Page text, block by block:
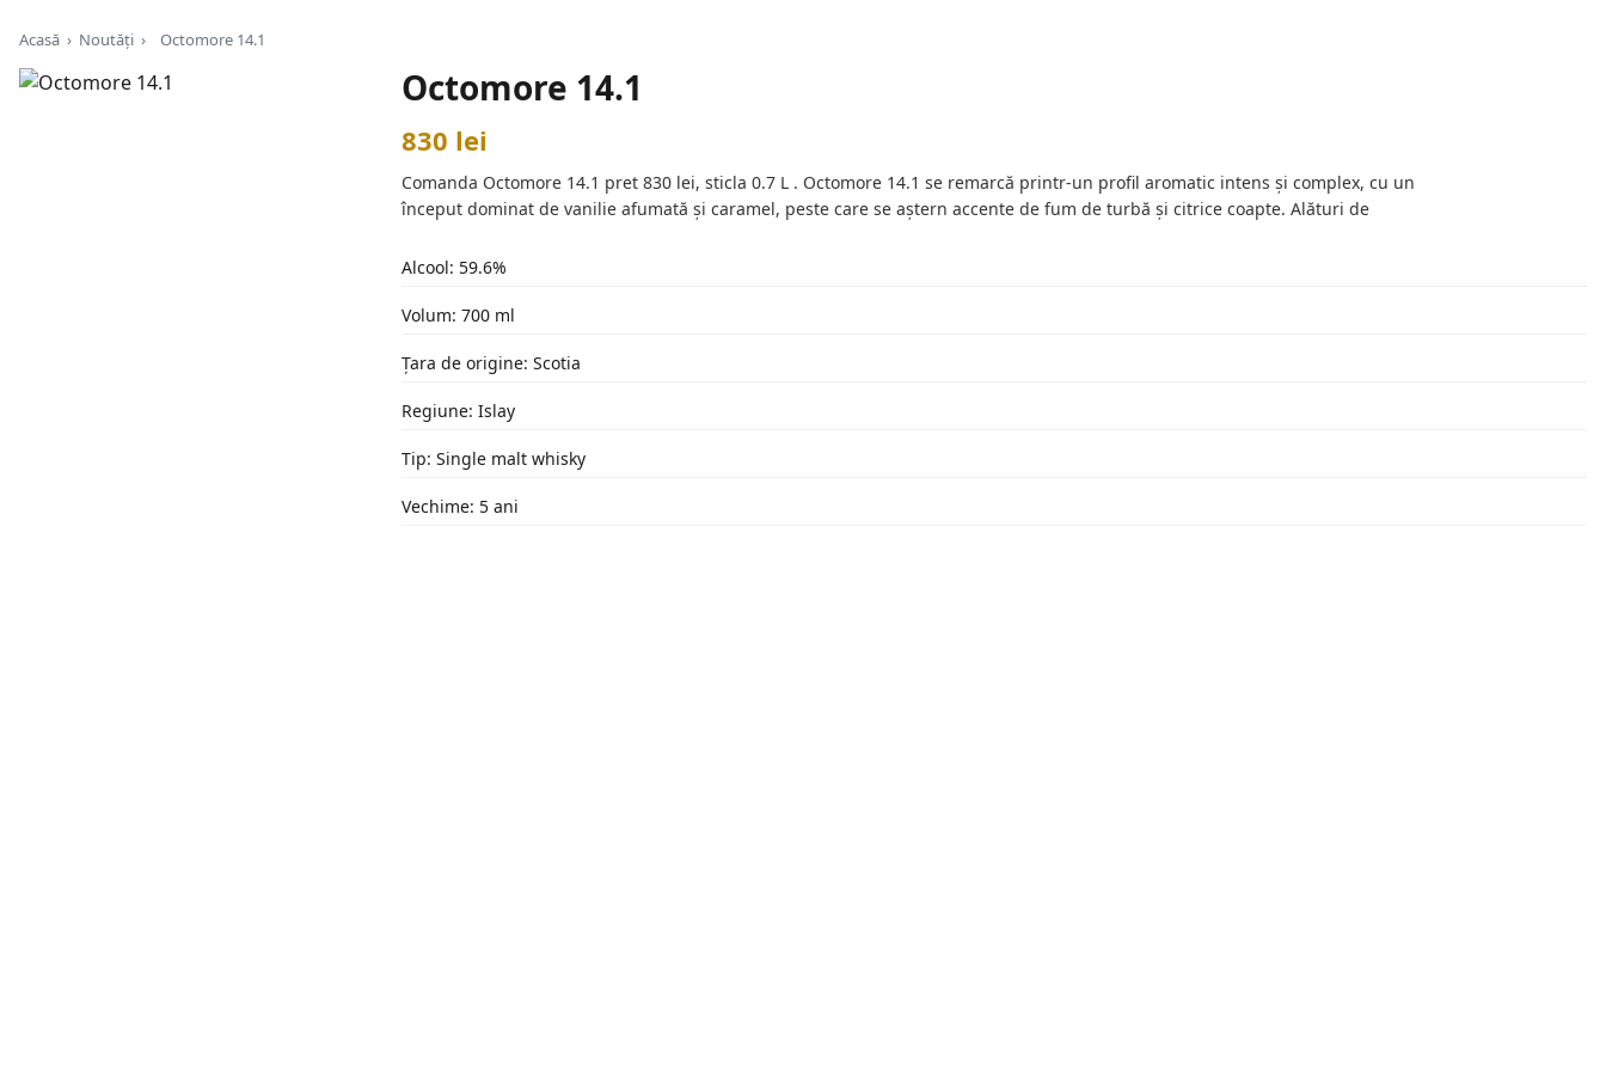
Acasă › Noutăți › Octomore 14.1
Octomore 14.1
830 lei
Comanda Octomore 14.1 pret 830 lei, sticla 0.7 L . Octomore 14.1 se remarcă printr-un profil aromatic intens și complex, cu un
început dominat de vanilie afumată și caramel, peste care se aștern accente de fum de turbă și citrice coapte. Alături de
Alcool: 59.6%
Volum: 700 ml
Țara de origine: Scotia
Regiune: Islay
Tip: Single malt whisky
Vechime: 5 ani